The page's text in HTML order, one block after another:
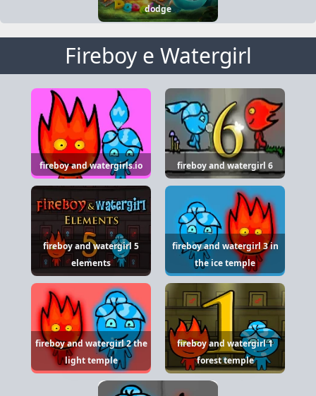
dodge
Fireboy e Watergirl
fireboy and watergirls.io fireboy and watergirl 6
fireboy and watergirl 5
elements
fireboy and watergirl 3 in
the ice temple
fireboy and watergirl 2 the
light temple
fireboy and watergirl 1
forest temple